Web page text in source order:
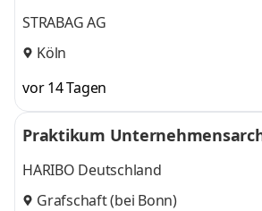
(m,w,d)
STRABAG AG
Köln
vor 14 Tagen
Praktikum
HARIBO Deutschland
Grafschaft (bei Bonn)